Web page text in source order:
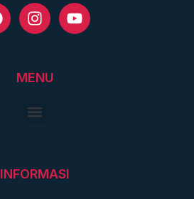
MENU
INFORMASI